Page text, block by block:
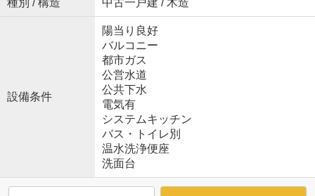
種別 / 構造 中古一戸建 / 木造
設備条件
陽当り良好
バルコニー
都市ガス
公営水道
公共下水
電気有
システムキッチン
バス・トイレ別
温水洗浄便座
洗面台